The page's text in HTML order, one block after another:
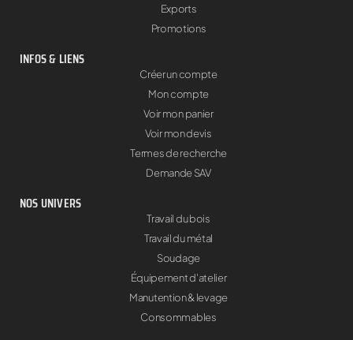
Exports
Promotions
INFOS & LIENS
Créer un compte
Mon compte
Voir mon panier
Voir mon devis
Termes de recherche
Demande SAV
NOS UNIVERS
Travail du bois
Travail du métal
Soudage
Équipement d'atelier
Manutention & levage
Consommables